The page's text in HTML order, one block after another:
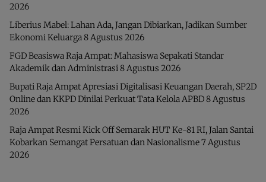
2026
Liberius Mabel: Lahan Ada, Jangan Dibiarkan, Jadikan Sumber
Ekonomi Keluarga8 Agustus 2026
FGD Beasiswa Raja Ampat: Mahasiswa Sepakati Standar
Akademik dan Administrasi8 Agustus 2026
Bupati Raja Ampat Apresiasi Digitalisasi Keuangan Daerah, SP2D
Online dan KKPD Dinilai Perkuat Tata Kelola APBD8 Agustus
2026
Raja Ampat Resmi Kick Off Semarak HUT Ke-81 RI, Jalan Santai
Kobarkan Semangat Persatuan dan Nasionalisme7 Agustus
2026